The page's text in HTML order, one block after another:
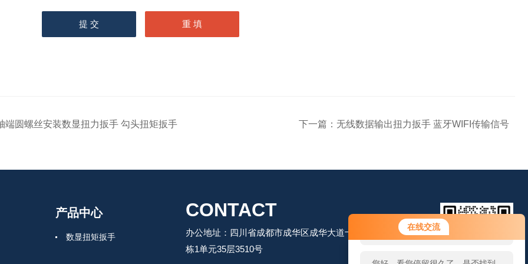
在线交流
您好！欢迎前来咨询，很高兴为您
服务，请问您要咨询什么问题呢？
端圆螺丝安装数显扭力扳手 勾头扭矩扳手 下一篇： 无线数据输出扭力扳手 蓝牙WIFI传输信号
产品中心
数显扭矩扳手
CONTACT
办公地址：四川省成都市成华区成华大道十里店路213号4
栋1单元35层3510号